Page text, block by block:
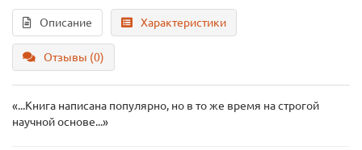
Описание Характеристики
Отзывы (0)
«...Книга написана популярно, но в то же время на строгой
научной основе...»